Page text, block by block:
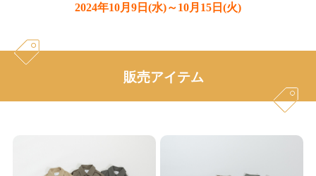
2024年10月9日(水)～10月15日(火)
販売アイテム